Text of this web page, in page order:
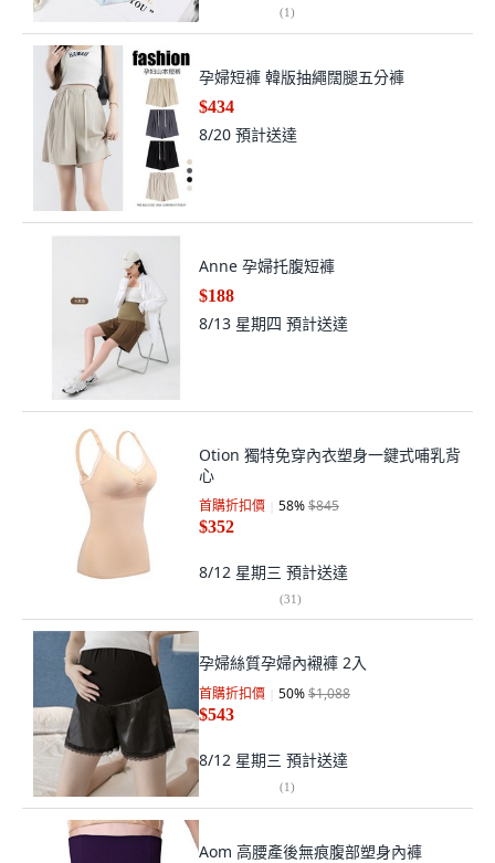
(1)
孕婦短褲 韓版抽繩闊腿五分褲
$434
8/20 預計送達
Anne 孕婦托腹短褲
$188
8/13 星期四 預計送達
Otion 獨特免穿內衣塑身一鍵式哺乳背
心
首購折扣價 58%$845
$352
8/12 星期三 預計送達
(31)
孕婦絲質孕婦內襯褲 2入
首購折扣價 50%$1,088
$543
8/12 星期三 預計送達
(1)
Aom 高腰產後無痕腹部塑身內褲